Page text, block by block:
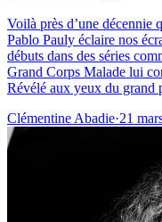
Voilà près d’une décennie
Pablo Pauly éclaire nos
débuts dans des séries
Grand Corps Malade lui
Révélé aux yeux du
Clémentine Abadie·21